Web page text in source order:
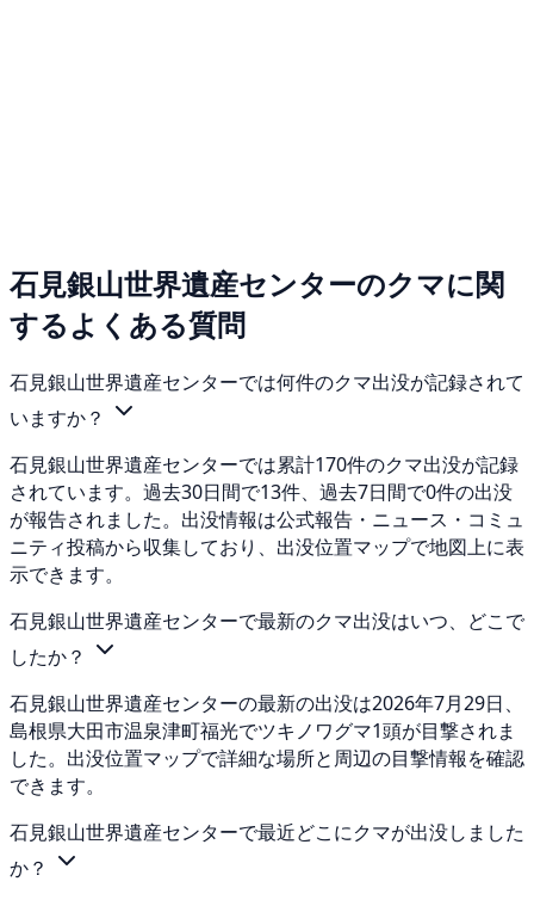
石見銀山世界遺産センターのクマに関
するよくある質問
石見銀山世界遺産センターでは何件のクマ出没が記録されて
いますか？
石見銀山世界遺産センターでは累計170件のクマ出没が記録
されています。過去30日間で13件、過去7日間で0件の出没
が報告されました。出没情報は公式報告・ニュース・コミュ
ニティ投稿から収集しており、出没位置マップで地図上に表
示できます。
石見銀山世界遺産センターで最新のクマ出没はいつ、どこで
したか？
石見銀山世界遺産センターの最新の出没は2026年7月29日、
島根県大田市温泉津町福光でツキノワグマ1頭が目撃されま
した。出没位置マップで詳細な場所と周辺の目撃情報を確認
できます。
石見銀山世界遺産センターで最近どこにクマが出没しました
か？